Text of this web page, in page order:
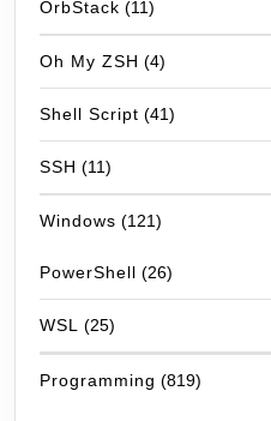
OrbStack (11)
Oh My ZSH (4)
Shell Script (41)
SSH (11)
Windows (121)
PowerShell (26)
WSL (25)
Programming (819)